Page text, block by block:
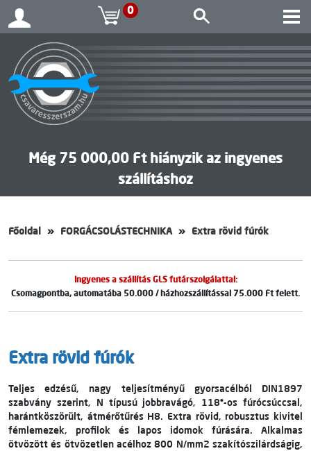
0
Még 75 000,00 Ft hiányzik az ingyenes
szállításhoz
Főoldal FORGÁCSOLÁSTECHNIKA Extra rövid fúrók
Ingyenes a szállítás GLS futárszolgálattal:
Csomagpontba, automatába 50.000 / házhozszállítással 75.000 Ft felett.
Extra rövid fúrók
Teljes edzésű, nagy teljesítményű gyorsacélból DIN1897
szabvány szerint, N típusú jobbravágó, 118°-os fúrócsúccsal,
harántköszörült, átmérőtűrés H8. Extra rövid, robusztus kivitel
fémlemezek, profilok és lapos idomok fúrására. Alkalmas
ötvözött és ötvözetlen acélhoz 800 N/mm2 szakítószilárdságig,